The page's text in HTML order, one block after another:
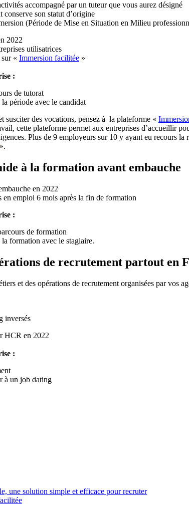
accompagné par un tuteur que vous aurez désigné
son statut d’origine
(Période de Mise en Situation en Milieu
2022
utilisatrices
« Immersion facilitée »
:
de tutorat
période avec le candidat
susciter des vocations, pensez à la plateforme «
cette plateforme permet aux entreprises d’accueillir
Plus de 9 employeurs sur 10 y ayant eu recours
».
à la formation avant embauche
en 2022
en emploi 6 mois après la fin de formation
:
de formation
formation avec le stagiaire.
de recrutement partout en
et des opérations de recrutement organisées par vos
inversés
HCR en 2022
:
à un job dating
une solution simple et efficace pour recruter